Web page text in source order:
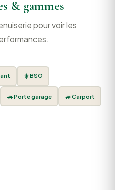
& gammes
pour voir les
☀️ BSO
🚗 Porte garage 🚙 Carport